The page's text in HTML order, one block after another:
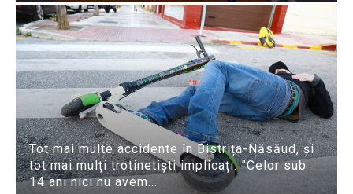
Tot mai multe accidente în Bistrița-Năsăud, și
tot mai mulți trotinetiști implicați. ”Celor sub
14 ani nici nu avem...